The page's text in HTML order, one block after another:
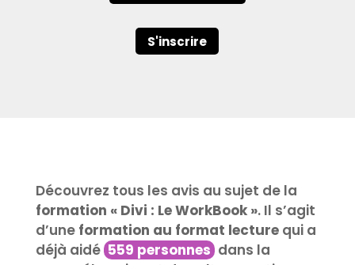
S'inscrire
Découvrez tous les avis au sujet de la
formation « Divi : Le WorkBook ». Il s’agit
d’une formation au format lecturequi a
déjà aidé 559 personnes dans la